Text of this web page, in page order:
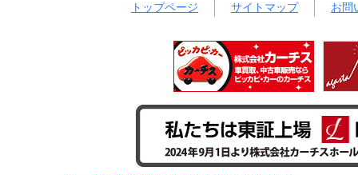
トップページ サイトマップ お問